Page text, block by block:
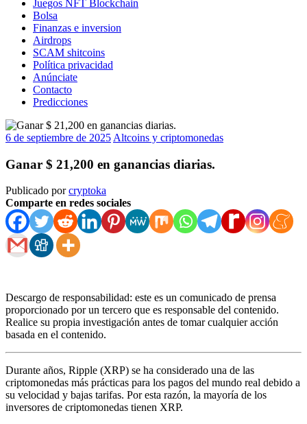
Juegos NFT Blockchain
Bolsa
Finanzas e inversion
Airdrops
SCAM shitcoins
Política privacidad
Anúnciate
Contacto
Predicciones
6 de septiembre de 2025 Altcoins y criptomonedas
Ganar $ 21,200 en ganancias diarias.
Publicado porcryptoka
Comparte en redes sociales
Descargo de responsabilidad: este es un comunicado de prensa
proporcionado por un tercero que es responsable del contenido.
Realice su propia investigación antes de tomar cualquier acción
basada en el contenido.
Durante años, Ripple (XRP) se ha considerado una de las
criptomonedas más prácticas para los pagos del mundo real debido a
su velocidad y bajas tarifas. Por esta razón, la mayoría de los
inversores de criptomonedas tienen XRP.